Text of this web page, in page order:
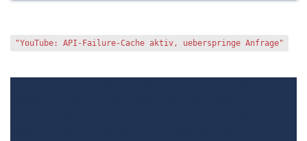
"YouTube: API-Failure-Cache aktiv, ueberspringe Anfrage"